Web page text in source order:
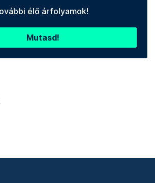
élő árfolyamok!
Mutasd!